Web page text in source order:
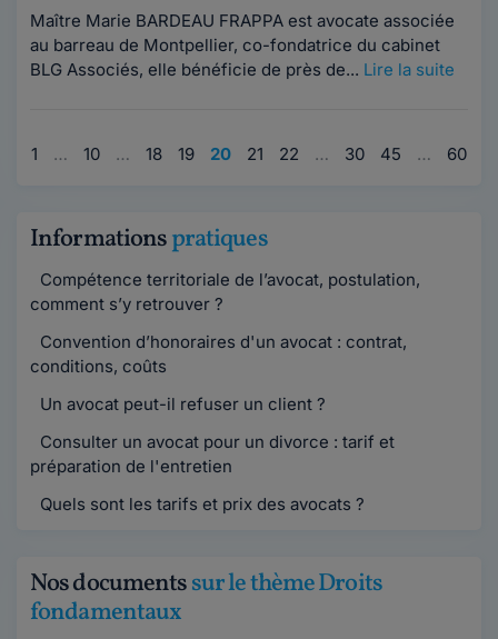
Maître Marie BARDEAU FRAPPA est avocate associée
au barreau de Montpellier, co-fondatrice du cabinet
BLG Associés, elle bénéficie de près de... Lire la suite
1 … 10 … 18 19 20 21 22 … 30 45 … 60
Informationspratiques
Compétence territoriale de l’avocat, postulation,
comment s’y retrouver ?
Convention d’honoraires d'un avocat : contrat,
conditions, coûts
Un avocat peut-il refuser un client ?
Consulter un avocat pour un divorce : tarif et
préparation de l'entretien
Quels sont les tarifs et prix des avocats ?
Nos documentssur le thème Droits
fondamentaux